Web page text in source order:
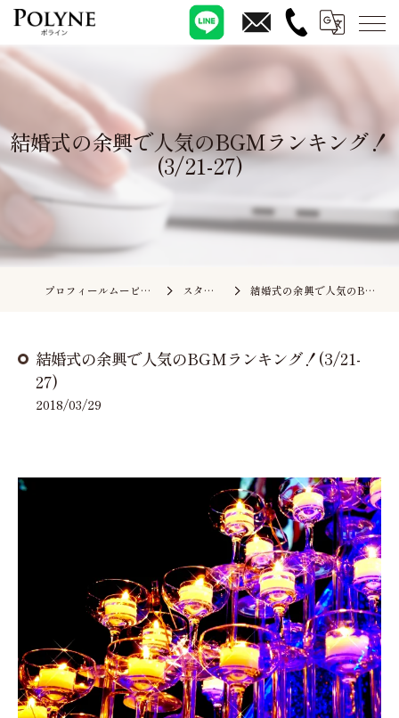
結婚式の余興で人気のBGMランキング！
(3/21-27)
プロフィールムービーの依頼ならポライン スタッフブログ 結婚式の余興で人気のBGMランキング！(3/21-27)
結婚式の余興で人気のBGMランキング！(3/21-
27)
2018/03/29